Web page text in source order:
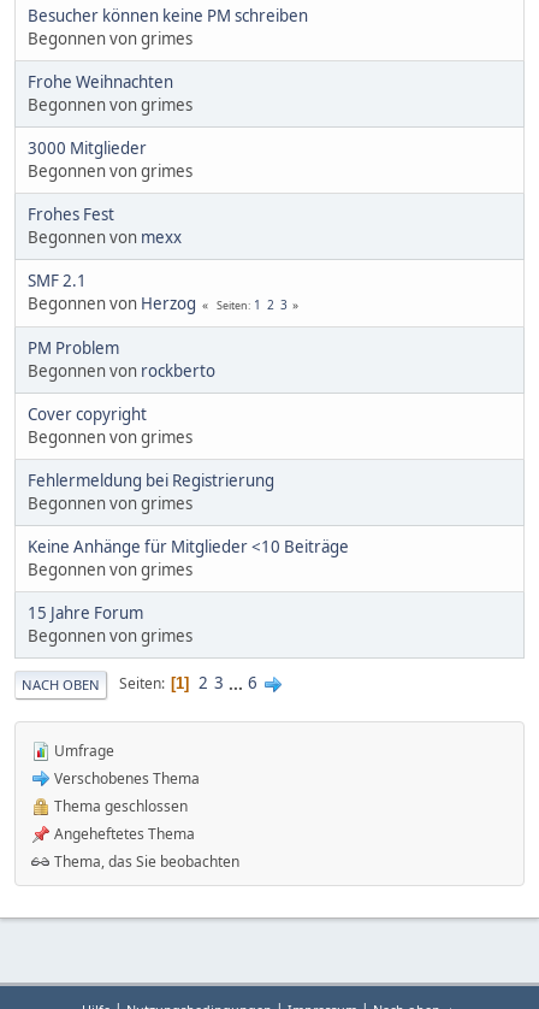
Besucher können keine PM schreiben
Begonnen von grimes
Frohe Weihnachten
Begonnen von grimes
3000 Mitglieder
Begonnen von grimes
Frohes Fest
Begonnen von mexx
SMF 2.1
Begonnen von Herzog Seiten 1 2 3
PM Problem
Begonnen von rockberto
Cover copyright
Begonnen von grimes
Fehlermeldung bei Registrierung
Begonnen von grimes
Keine Anhänge für Mitglieder <10 Beiträge
Begonnen von grimes
15 Jahre Forum
Begonnen von grimes
NACH OBEN Seiten 1 2 3 ... 6
Umfrage
Verschobenes Thema
Thema geschlossen
Angeheftetes Thema
Thema, das Sie beobachten